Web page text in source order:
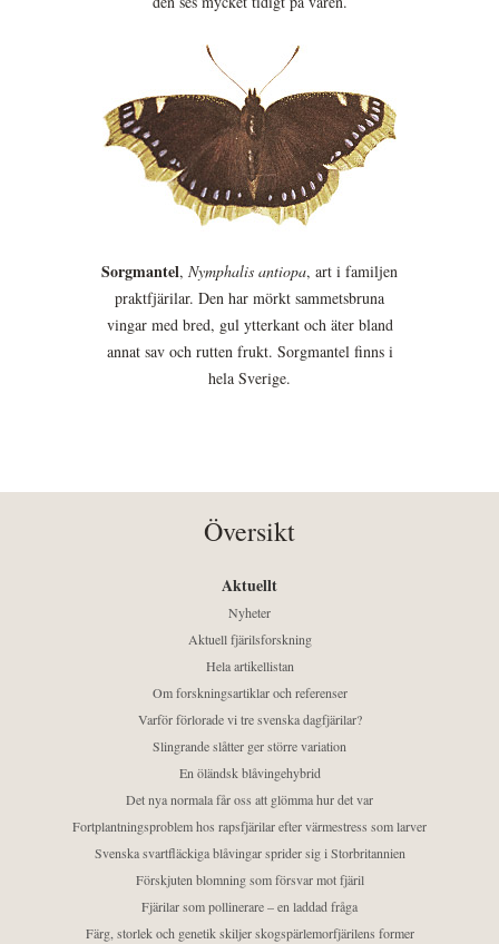
Sorgmantel, Nymphalis antiopa, art i familjen
praktfjärilar. Den har mörkt sammetsbruna
vingar med bred, gul ytterkant och äter bland
annat sav och rutten frukt. Sorgmantel finns i
hela Sverige.
Översikt
Aktuellt
Nyheter
Aktuell fjärilsforskning
Hela artikellistan
Om forskningsartiklar och referenser
Varför förlorade vi tre svenska dagfjärilar?
Slingrande slåtter ger större variation
En öländsk blåvingehybrid
Det nya normala får oss att glömma hur det var
Fortplantningsproblem hos rapsfjärilar efter värmestress som larver
Svenska svartfläckiga blåvingar sprider sig i Storbritannien
Förskjuten blomning som försvar mot fjäril
Fjärilar som pollinerare – en laddad fråga
Färg, storlek och genetik skiljer skogspärlemorfjärilens former